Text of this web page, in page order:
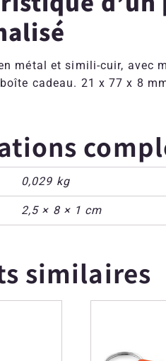
métal et simili-cuir, avec
cadeau. 21 x 77 x 8
0,029 kg
2,5 × 8 × 1 cm
similaires